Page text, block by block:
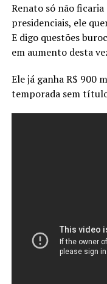
Renato só não ficaria
presidenciais, ele
E digo questões
em aumento desta
Ele já ganha R$ 900
temporada sem